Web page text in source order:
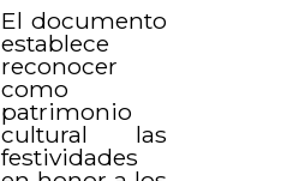
El documento
establece
reconocer
como
patrimonio
cultural las
festividades